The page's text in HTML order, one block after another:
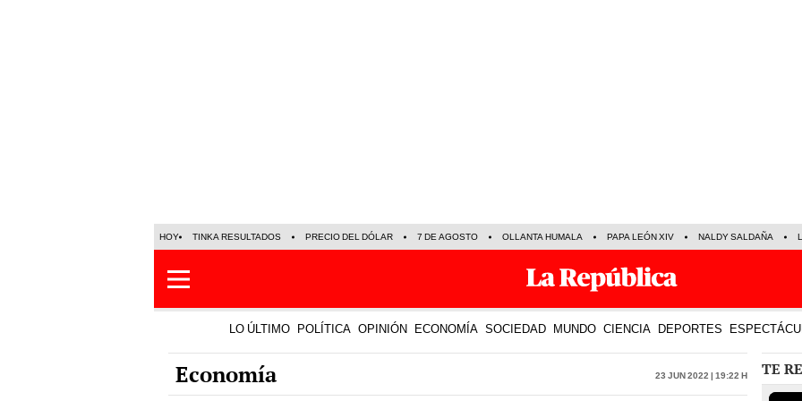
HOY TINKA RESULTADOS PRECIO DEL DÓLAR 7 DE AGOSTO OLLANTA HUMALA PAPA LEÓN XIV NALDY SALDAÑA
LO ÚLTIMO POLÍTICA OPINIÓN ECONOMÍA SOCIEDAD MUNDO CIENCIA DEPORTES
Economía 23 Jun 2022 | 19:22 h TE